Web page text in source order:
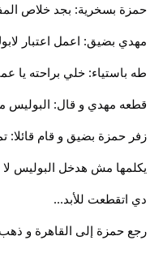
حمزة بسخرية: بجد خلاص
مهدي بضيق: اعمل اعتبار
طه باستياء: خلي براحته يا
قطعه مهدي و قال: البوليس
زفر حمزة بضيق و قام
يكلمها مش هدخل البوليس لا
دي اتقطعت للأبد...
رجع حمزة إلى القاهرة و